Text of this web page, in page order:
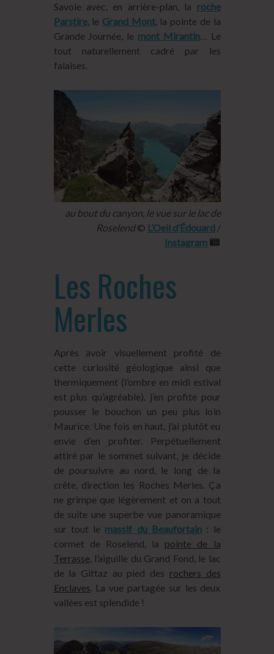
Savoie avec, en arrière-plan, la roche
Parstire, le Grand Mont, la pointe de la
Grande Journée, le mont Mirantin… Le
tout naturellement cadré par les
falaises.
au bout du canyon, le vue sur le lac de
Roselend© L’Oeil d’Édouard/
Instagram
Les Roches
Merles
Après avoir visuellement profité de
cette curiosité géologique ainsi que
thermiquement (l’ombre en midi estival
est plus qu’agréable), j’en profite pour
pousser le bouchon un peu plus loin
Maurice. Une fois en haut, j’ai plutôt eu
envie d’en profiter. Perpétuellement
attiré par le sommet suivant, je décide
de poursuivre au nord, le long de la
crête, direction les Roches Merles. Ça
ne grimpe que légèrement et on a tout
de suite une superbe vue panoramique
sur tout le massif du Beaufortain: le
cormet de Roselend, la pointe de la
Terrasse, l’aiguille du Grand Fond, le lac
de la Gittaz au pied des rochers des
Enclaves . La vue partagée sur les deux
vallées est splendide !